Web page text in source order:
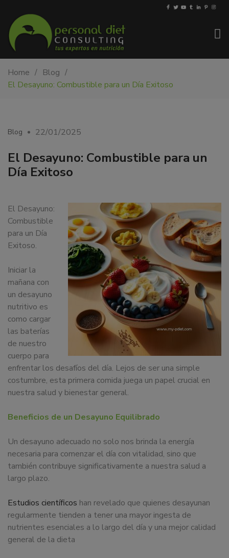
PDiet.com
–
y
dietista
Mejoramos
nutrición
de
las
también
nos
dedicamos
a
docencia
y
formación
sobre
la
nutrición
alimentaria
tanto
para
particulares,
instituciones,
empresas,
eventos.
Home
Blog
El Desayuno: Combustible para un Día Exitoso
Blog 22/01/2025
El Desayuno: Combustible para un
Día Exitoso
El Desayuno:
Combustible
para un Día
Exitoso.
Iniciar la
mañana con
un desayuno
nutritivo es
como cargar
las baterías
de nuestro
cuerpo para
enfrentar los desafíos del día. Lejos de ser una simple
costumbre, esta primera comida juega un papel crucial en
nuestra salud y bienestar general.
Beneficios de un Desayuno Equilibrado
Un desayuno adecuado no solo nos brinda la energía
necesaria para comenzar el día con vitalidad, sino que
también contribuye significativamente a nuestra salud a
largo plazo.
Estudios científicos han revelado que quienes desayunan
regularmente tienden a tener una mayor ingesta de
nutrientes esenciales a lo largo del día y una mejor calidad
general de la dieta